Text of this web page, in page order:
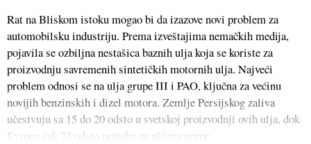
Rat na Bliskom istoku mogao bi da izazove novi problem za
automobilsku industriju. Prema izveštajima nemačkih medija,
pojavila se ozbiljna nestašica baznih ulja koja se koriste za
proizvodnju savremenih sintetičkih motornih ulja. Najveći
problem odnosi se na ulja grupe III i PAO, ključna za većinu
novijih benzinskih i dizel motora. Zemlje Persijskog zaliva
učestvuju sa 15 do 20 odsto u svetskoj proizvodnji ovih ulja, dok
Evropa čak 72 odsto potreba za uljima grupe